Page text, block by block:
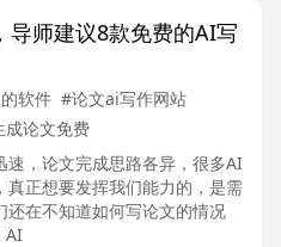
师建议8款免费的AI写
软件 #论文ai写作网站
成论文免费
，论文完成思路各异，很多AI
正想要发挥我们能力的，是需
在不知道如何写论文的情况
AI